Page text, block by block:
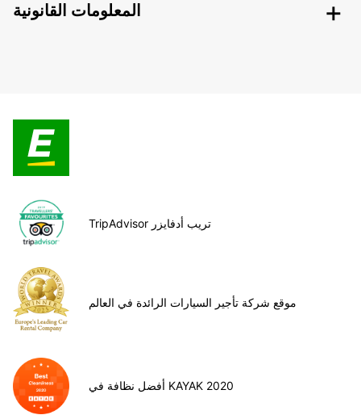
المعلومات القانونية
TripAdvisor تريب أدفايزر
موقع شركة تأجير السيارات الرائدة في العالم
أفضل نظافة في KAYAK 2020